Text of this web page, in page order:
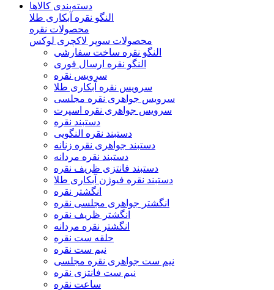
دسته‌بندی‌ کالاها
النگو نقره آبکاری طلا
محصولات نقره
محصولات سوپر لاکچری لوکس
النگو نقره ساخت سفارشی
النگو نقره ارسال فوری
سرویس نقره
سرویس نقره آبکاری طلا
سرویس جواهری نقره مجلسی
سرویس جواهری نقره اسپرت
دستبند نقره
دستبند نقره النگویی
دستبند جواهری نقره زنانه
دستبند نقره مردانه
دستبند فانتزی ظریف نقره
دستبند نقره فیوژن آبکاری طلا
انگشتر نقره
انگشتر جواهری مجلسی نقره
انگشتر ظریف نقره
انگشتر نقره مردانه
حلقه ست نقره
نیم ست نقره
نیم ست جواهری نقره مجلسی
نیم ست فانتزی نقره
ساعت نقره